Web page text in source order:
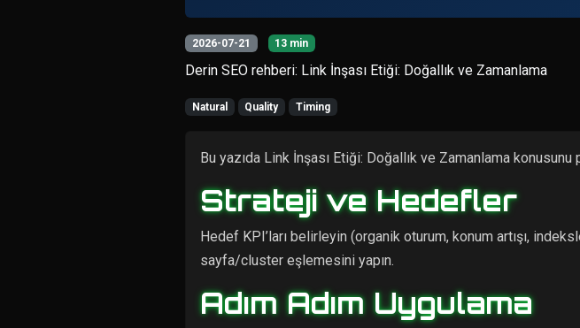
2026-07-21 13 min
Derin SEO rehberi: Link İnşası Etiği: Doğallık ve Zamanlama
Natural Quality Timing
Bu yazıda Link İnşası Etiği: Doğallık ve Zamanlama
Strateji ve Hedefler
Hedef KPI’ları belirleyin (organik oturum, konum artışı,
sayfa/cluster eşlemesini yapın.
Adım Adım Uygulama